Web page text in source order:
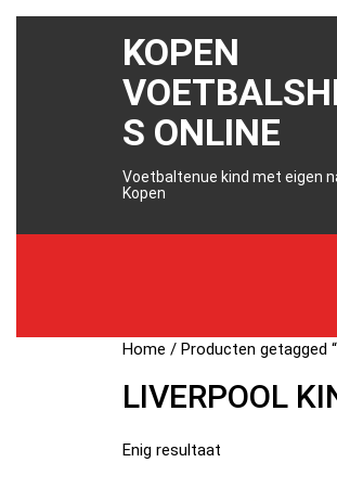
KOPEN
S ONLINE
Voetbaltenue kind met eigen
Kopen
Home / Producten getagged
LIVERPOOL
Enig resultaat